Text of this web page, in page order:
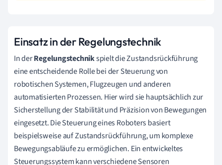
Einsatz in der Regelungstechnik
In derRegelungstechnikspielt die Zustandsrückführung
eine entscheidende Rolle bei der Steuerung von
robotischen Systemen, Flugzeugen und anderen
automatisierten Prozessen. Hier wird sie hauptsächlich zur
Sicherstellung der Stabilität und Präzision von Bewegungen
eingesetzt. Die Steuerung eines Roboters basiert
beispielsweise auf Zustandsrückführung, um komplexe
Bewegungsabläufe zu ermöglichen. Ein entwickeltes
Steuerungssystem kann verschiedene Sensoren